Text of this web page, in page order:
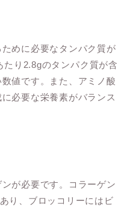
めに必要なタンパク質が
り2.8gのタンパク質が含
値です。また、アミノ酸
必要な栄養素がバランス
が必要です。コラーゲン
り、ブロッコリーにはビ